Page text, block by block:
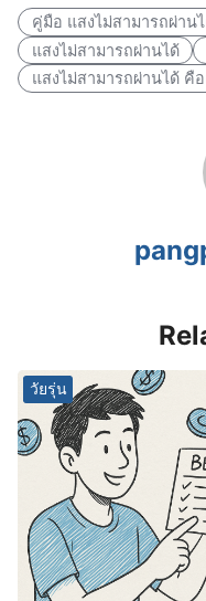
คู่มือ แสงไม่สามารถผ่าน
แสงไม่สามารถผ่านได้
แสงไม่สามารถผ่านได้ คื
วัยรุ่น